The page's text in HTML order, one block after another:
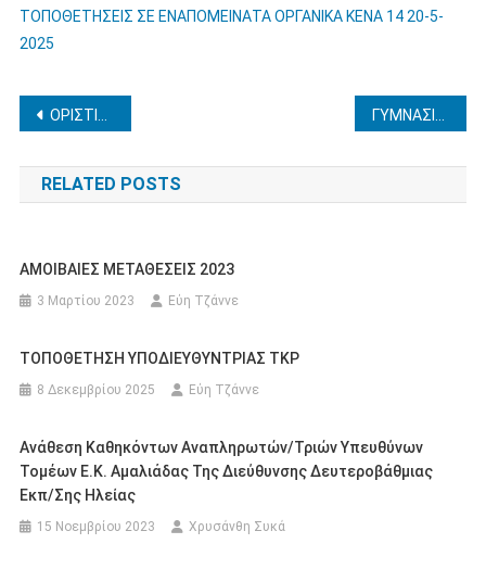
ΤΟΠΟΘΕΤΗΣΕΙΣ ΣΕ ΕΝΑΠΟΜΕΙΝΑΤΑ ΟΡΓΑΝΙΚΑ ΚΕΝΑ 14 20-5-
2025
Πλοήγηση
άρθρων
ΟΡΙΣΤΙΚΗ ΤΟΠΟΘΕΤΗΣΗ ΕΚΠ/ΚΟΥ ΠΕ04.02 ΣΕ ΚΕΝΗ ΟΡΓΑΝΙΚΗ ΘΕΣΗ -ΥΠΟΧΡΕΗ ΕΚΠ/ΚΟΣ ΠΕ04.02 ΓΙΑ ΣΥΜΠΛΗΡΩΜΑΤΙΚΗ ΑΙΤΗΣΗ ΟΡΙΣΤΙΚΗΣ ΤΟΠΟΘΕΤΗΣΗΣ (ΜΕΤΑ ΑΠΟ ΑΙΤΗΣΗ ΕΠΑΝΕΞΕΤΑΣΗΣ ΕΠΙ ΤΟΠΟΘΕΤΗΣΕΩΝ 14-5-2025 ΣΕ ΟΡΓΑΝΙΚΕΣ ΘΕΣΕΙΣ )
RELATED POSTS
ΑΜΟΙΒΑΙΕΣ ΜΕΤΑΘΕΣΕΙΣ 2023
3 Μαρτίου 2023 Εύη Τζάννε
ΤΟΠΟΘΕΤΗΣΗ ΥΠΟΔΙΕΥΘΥΝΤΡΙΑΣ ΤΚΡ
8 Δεκεμβρίου 2025 Εύη Τζάννε
Ανάθεση Καθηκόντων Αναπληρωτών/τριών Υπευθύνων
Τομέων Ε.Κ. Αμαλιάδας Της Διεύθυνσης Δευτεροβάθμιας
Εκπ/σης Ηλείας
15 Νοεμβρίου 2023 Χρυσάνθη Συκά